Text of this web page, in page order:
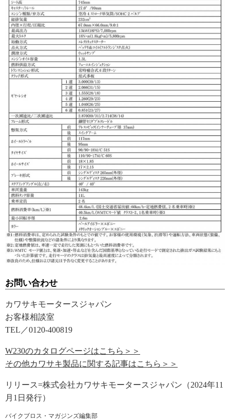
お問い合わせ
カワサキモータースジャパン
お客様相談室
TEL／0120-400819
W230のカタログページはこちら＞＞
その他カワサキ製品に関する記事はこちら＞＞
リリース=株式会社カワサキモータースジャパン（2024年11
月1日発行）
バイクブロス・マガジンズ編集部